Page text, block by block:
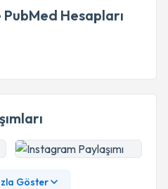
Hesapları
Göster